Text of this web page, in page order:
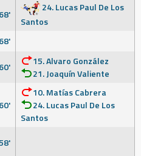
68'
24. Lucas Paul De Los
Santos
68'
60'
15. Alvaro González
21. Joaquín Valiente
60'
10. Matías Cabrera
24. Lucas Paul De Los
Santos